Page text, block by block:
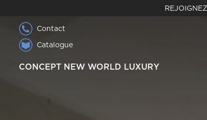
Contact
Catalogue
CONCEPT NEW WORLD LUXURY